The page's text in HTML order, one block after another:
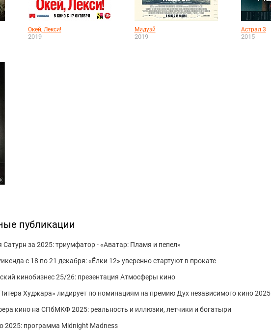
Окей, Лекси!
2019
Мидуэй
2019
Астрал 3
2015
публикации
Сатурн за 2025: триумфатор - «Аватар: Пламя и пепел»
с 18 по 21 декабря: «Ёлки 12» уверенно стартуют в прокате
кинобизнес 25/26: презентация Атмосферы кино
Худжара» лидирует по номинациям на премию Дух независимого кино 2025
кино на СПбМКФ 2025: реальность и иллюзии, летчики и богатыри
2025: программа Midnight Madness